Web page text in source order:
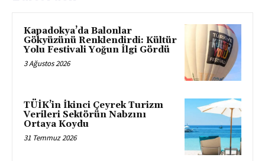
Kapadokya’da Balonlar
Gökyüzünü Renklendirdi: Kültür
Yolu Festivali Yoğun İlgi Gördü
3 Ağustos 2026
TÜİK’in İkinci Çeyrek Turizm
Verileri Sektörün Nabzını
Ortaya Koydu
31 Temmuz 2026